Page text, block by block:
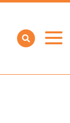
Open